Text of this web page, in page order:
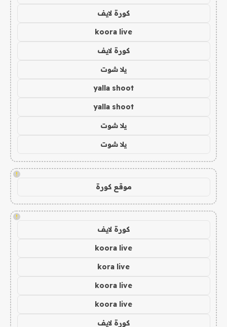
كورة لايف
koora live
كورة لايف
يلا شوت
yalla shoot
yalla shoot
يلا شوت
يلا شوت
!
موقع كورة
!
كورة لايف
koora live
kora live
koora live
koora live
كورة لايف